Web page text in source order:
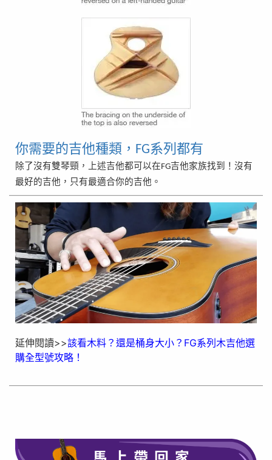
你需要的吉他種類， FG系列都有
除了沒有雙琴頸，上述吉他都可以在FG吉他家族找到！沒有
最好的吉他，只有最適合你的吉他。
延伸閱讀>>該看木料？還是桶身大小？FG系列木吉他選
購全型號攻略！
在此點擊